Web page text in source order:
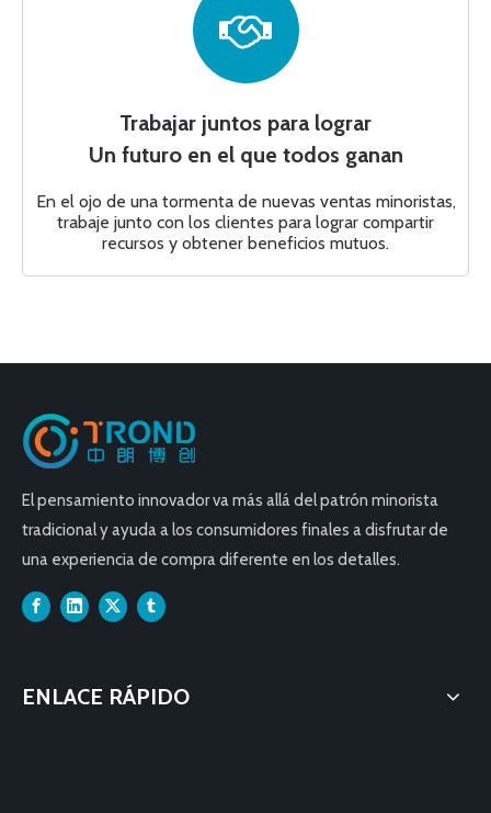
Trabajar juntos para lograr
Un futuro en el que todos ganan
En el ojo de una tormenta de nuevas ventas minoristas,
trabaje junto con los clientes para lograr compartir
recursos y obtener beneficios mutuos.
El pensamiento innovador va más allá del patrón minorista
tradicional y ayuda a los consumidores finales a disfrutar de
una experiencia de compra diferente en los detalles.
ENLACE RÁPIDO